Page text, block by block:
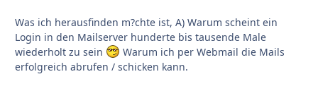
Was ich herausfinden m?chte ist, A) Warum scheint ein
Login in den Mailserver hunderte bis tausende Male
wiederholt zu sein
Warum ich per Webmail die Mails
erfolgreich abrufen / schicken kann.